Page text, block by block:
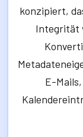
konzipiert,
Integrität
E-